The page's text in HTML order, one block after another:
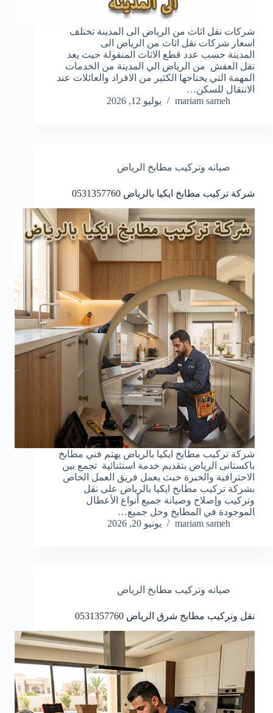
شركات نقل اثاث من الرياض الى المدينة تختلف
اسعار شركات نقل اثاث من الرياض الى
المدينة حسب عدد قطع الاثاث المنقولة حيث يعد
نقل العفش من الرياض الي المدينة من الخدمات
المهمة التي يحتاجها الكثير من الافراد والعائلات عند
الانتقال للسكن…
mariam sameh
يوليو 12, 2026
صيانه وتركيب مطابخ الرياض
شركة تركيب مطابخ ايكيا بالرياض 0531357760
شركة تركيب مطابخ ايكيا بالرياض يهتم فني مطابخ
باكستانى الرياض بتقديم خدمة استثنائية تجمع بين
الاحترافية والخبرة حيث يعمل فريق العمل الخاص
بشركة تركيب مطابخ ايكيا بالرياض على نقل
وتركيب وإصلاح وصيانة جميع أنواع الأعطال
الموجودة في المطابخ وحل جميع…
mariam sameh
يونيو 20, 2026
صيانه وتركيب مطابخ الرياض
نقل وتركيب مطابخ شرق الرياض 0531357760